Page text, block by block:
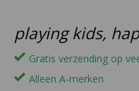
playing kids,
Gratis verzending op
Alleen A-merken